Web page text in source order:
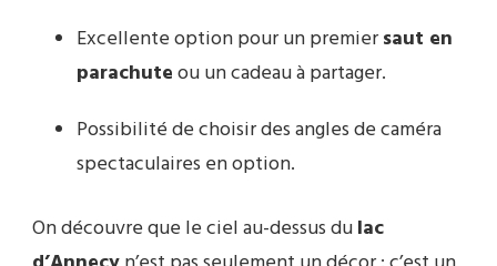
Excellente option pour un premiersaut en
parachuteou un cadeau à partager.
Possibilité de choisir des angles de caméra
spectaculaires en option.
On découvre que le ciel au-dessus dulac